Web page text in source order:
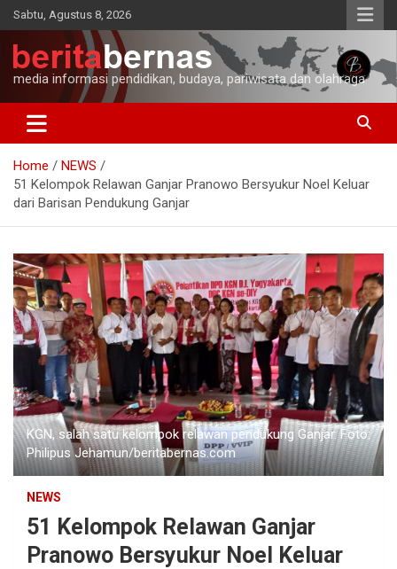
Skip
to
content
Sabtu, Agustus 8, 2026
media informasi pendidikan, budaya, pariwisata dan olahraga
Home
NEWS
51 Kelompok Relawan Ganjar Pranowo Bersyukur Noel Keluar
dari Barisan Pendukung Ganjar
KGN, salah satu kelompok relawan pendukung Ganjar. Foto:
Philipus Jehamun/beritabernas.com
NEWS
51 Kelompok Relawan Ganjar
Pranowo Bersyukur Noel Keluar